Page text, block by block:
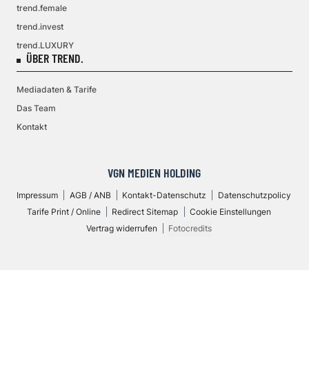
trend.female
trend.invest
trend.LUXURY
ÜBER TREND.
Mediadaten & Tarife
Das Team
Kontakt
VGN MEDIEN HOLDING
Impressum AGB / ANB Kontakt-Datenschutz
Datenschutzpolicy
Tarife Print / Online
Redirect Sitemap
Cookie Einstellungen
Vertrag widerrufen
Fotocredits